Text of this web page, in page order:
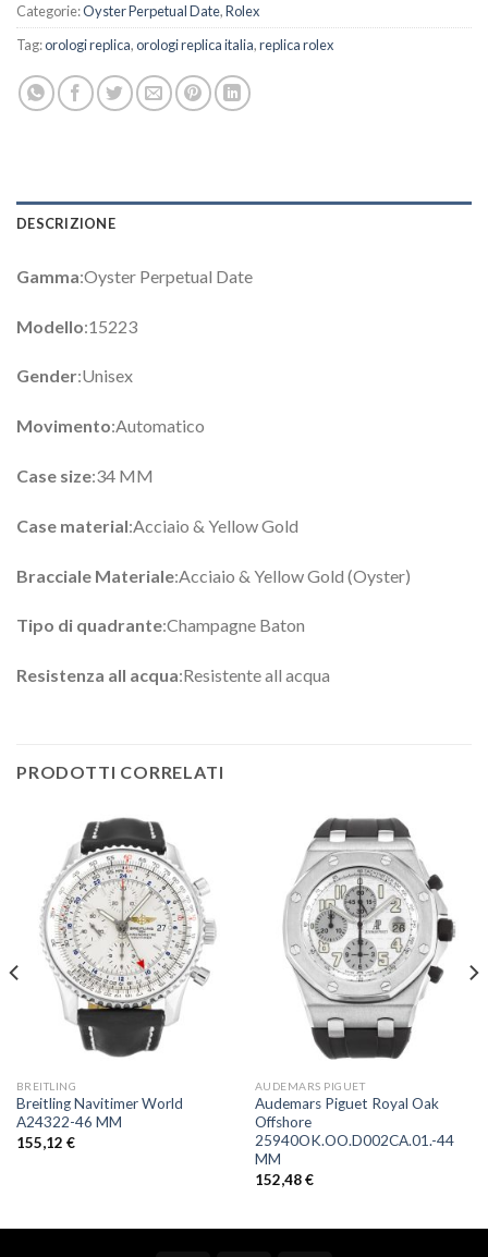
Categorie:Oyster Perpetual Date,Rolex
Tag:orologi replica,orologi replica italia,replica rolex
DESCRIZIONE
Gamma:Oyster Perpetual Date
Modello:15223
Gender:Unisex
Movimento:Automatico
Case size:34 MM
Case material:Acciaio & Yellow Gold
Bracciale Materiale:Acciaio & Yellow Gold (Oyster)
Tipo di quadrante:Champagne Baton
Resistenza all acqua:Resistente all acqua
PRODOTTI CORRELATI
BREITLING
Breitling Navitimer World
A24322-46 MM
155,12 €
AUDEMARS PIGUET
Audemars Piguet Royal Oak
Offshore
25940OK.OO.D002CA.01.-44
MM
152,48€